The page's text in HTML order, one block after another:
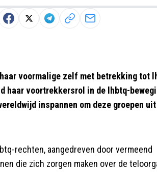
voormalige zelf met betrekking tot
haar voortrekkersrol in de lhbtq-
inspannen om deze groepen
rechten, aangedreven door vermeend
die zich zorgen maken over de